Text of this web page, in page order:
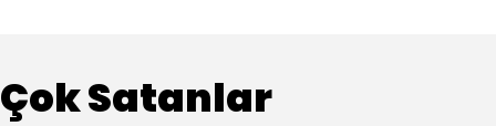
Çok Satanlar